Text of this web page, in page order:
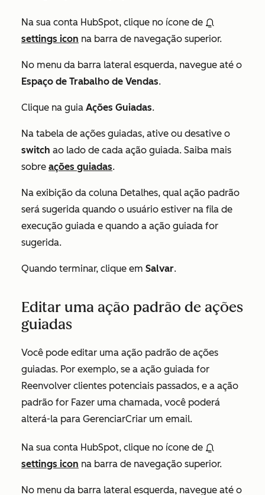
Na sua conta HubSpot, clique no ícone de
settings icon na barra de navegação superior.
No menu da barra lateral esquerda, navegue até o
Espaço de Trabalho de Vendas.
Clique na guia Ações Guiadas.
Na tabela de ações guiadas, ative ou desative o
switch ao lado de cada ação guiada. Saiba mais
sobre ações guiadas.
Na exibição da coluna Detalhes, qual ação padrão
será sugerida quando o usuário estiver na fila de
execução guiada e quando a ação guiada for
sugerida.
Quando terminar, clique em Salvar.
Editar uma ação padrão de ações
guiadas
Você pode editar uma ação padrão de ações
guiadas. Por exemplo, se a ação guiada for
Reenvolver clientes potenciais passados, e a ação
padrão for Fazer uma chamada, você poderá
alterá-la para GerenciarCriar um email.
Na sua conta HubSpot, clique no ícone de
settings icon na barra de navegação superior.
No menu da barra lateral esquerda, navegue até o